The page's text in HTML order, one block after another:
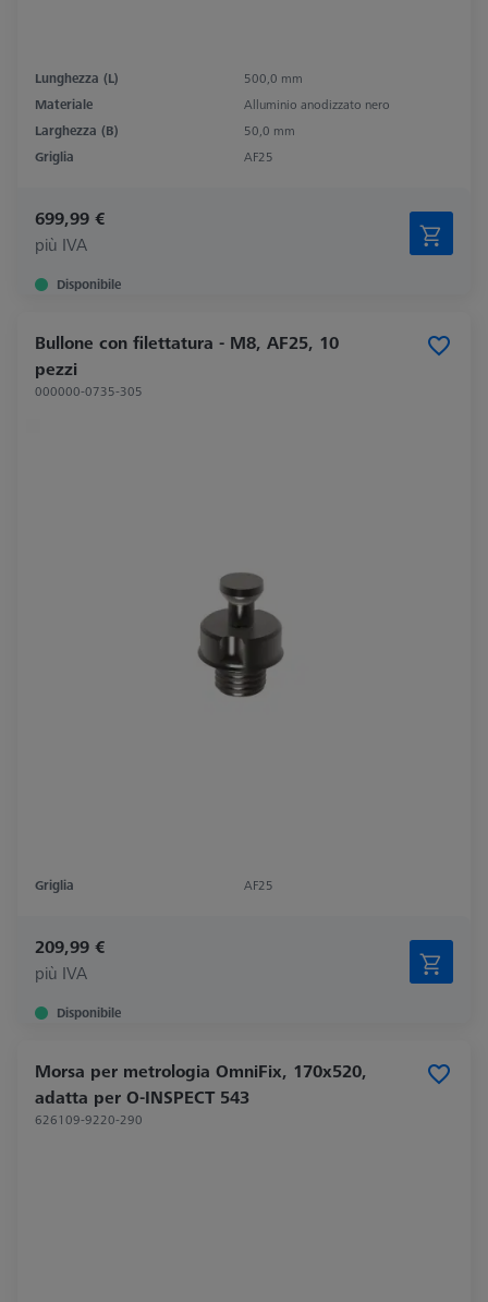
Lunghezza (L)
500,0 mm
Materiale
Alluminio anodizzato nero
Larghezza (B)
50,0 mm
Griglia
AF25
699,99 €
più IVA
Disponibile
Bullone con filettatura - M8, AF25, 10
pezzi
000000-0735-305
Griglia AF25
209,99 €
più IVA
Disponibile
Morsa per metrologia OmniFix, 170x520,
adatta per O-INSPECT 543
626109-9220-290